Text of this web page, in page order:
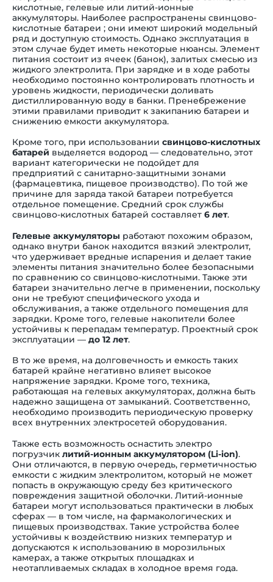
кислотные, гелевые или литий-ионные
аккумуляторы. Наиболее распространены свинцово-
кислотные батареи ; они имеют широкий модельный
ряд и доступную стоимость. Однако эксплуатация в
этом случае будет иметь некоторые нюансы. Элемент
питания состоит из ячеек (банок), залитых смесью из
жидкого электролита. При зарядке и в ходе работы
необходимо постоянно контролировать плотность и
уровень жидкости, периодически доливать
дистиллированную воду в банки. Пренебрежение
этими правилами приводит к закипанию батареи и
снижению емкости аккумулятора.
Кроме того, при использовании свинцово-кислотных
батарей выделяется водород — следовательно, этот
вариант категорически не подойдет для
предприятий с санитарно-защитными зонами
(фармацевтика, пищевое производство). По той же
причине для заряда такой батареи потребуется
отдельное помещение. Средний срок службы
свинцово-кислотных батарей составляет 6 лет.
Гелевые аккумуляторы работают похожим образом,
однако внутри банок находится вязкий электролит,
что удерживает вредные испарения и делает такие
элементы питания значительно более безопасными
по сравнению со свинцово-кислотными. Также эти
батареи значительно легче в применении, поскольку
они не требуют специфического ухода и
обслуживания, а также отдельного помещения для
зарядки. Кроме того, гелевые накопители более
устойчивы к перепадам температур. Проектный срок
эксплуатации — до 12 лет.
В то же время, на долговечность и емкость таких
батарей крайне негативно влияет высокое
напряжение зарядки. Кроме того, техника,
работающая на гелевых аккумуляторах, должна быть
надежно защищена от замыканий. Соответственно,
необходимо производить периодическую проверку
всех внутренних электросетей оборудования.
Также есть возможность оснастить электро
погрузчик литий-ионным аккумулятором (Li-ion).
Они отличаются, в первую очередь, герметичностью
емкости с жидким электролитом, который не может
попасть в окружающую среду без критического
повреждения защитной оболочки. Литий-ионные
батареи могут использоваться практически в любых
сферах — в том числе, на фармакологических и
пищевых производствах. Такие устройства более
устойчивы к воздействию низких температур и
допускаются к использованию в морозильных
камерах, а также открытых площадках и
неотапливаемых складах в холодное время года.